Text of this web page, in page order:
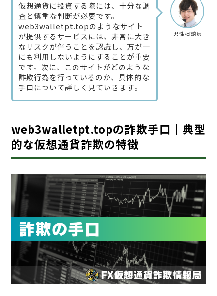
男性相談員
仮想通貨に投資する際には、十分な調
査と慎重な判断が必要です。
web3walletpt.topのようなサイト
が提供するサービスには、非常に大き
なリスクが伴うことを認識し、万が一
にも利用しないようにすることが重要
です。次に、このサイトがどのような
詐欺行為を行っているのか、具体的な
手口について詳しく見ていきます。
web3walletpt.topの詐欺手口｜典型
的な仮想通貨詐欺の特徴